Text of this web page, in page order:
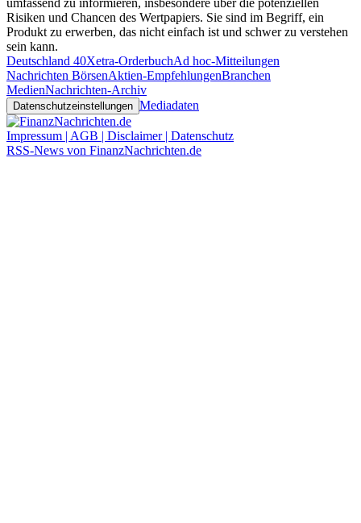
umfassend zu informieren, insbesondere über die potenziellen
Risiken und Chancen des Wertpapiers. Sie sind im Begriff, ein
Produkt zu erwerben, das nicht einfach ist und schwer zu verstehen
sein kann.
Deutschland 40Xetra-OrderbuchAd hoc-Mitteilungen
Nachrichten BörsenAktien-EmpfehlungenBranchen
MedienNachrichten-Archiv
Datenschutzeinstellungen Mediadaten
Impressum | AGB | Disclaimer | Datenschutz
RSS-News von FinanzNachrichten.de